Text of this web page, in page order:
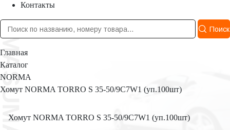
Контакты
Поиск
Главная
Каталог
NORMA
Хомут NORMA TORRO S 35-50/9C7W1 (уп.100шт)
Хомут NORMA TORRO S 35-50/9C7W1 (уп.100шт)